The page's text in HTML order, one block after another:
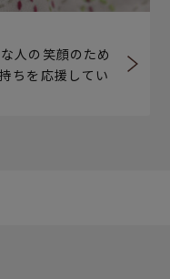
人の笑顔のため
ちを応援してい